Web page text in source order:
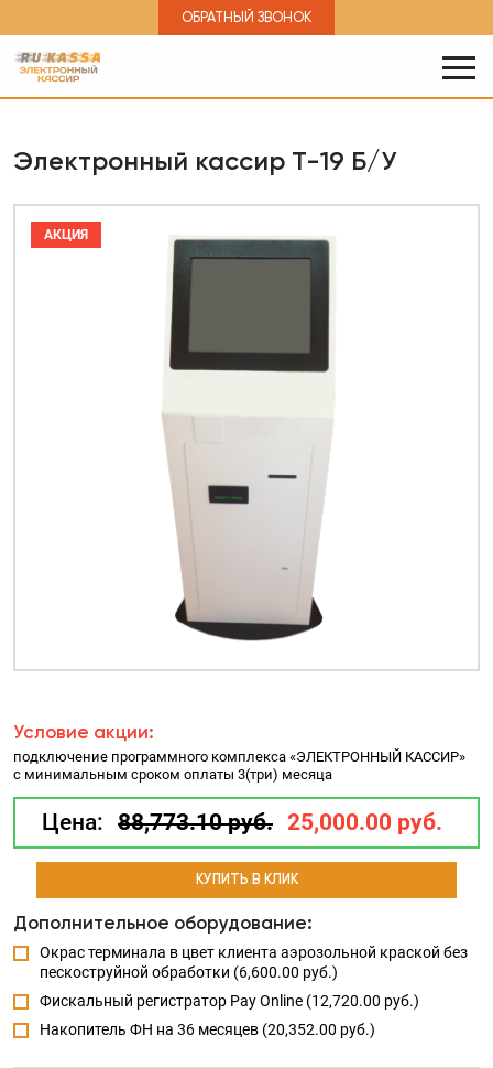
ОБРАТНЫЙ ЗВОНОК
Электронный кассир Т-19 Б/У
АКЦИЯ
Условие акции:
подключение программного комплекса «ЭЛЕКТРОННЫЙ КАССИР»
с минимальным сроком оплаты 3(три) месяца
Цена: 88,773.10 руб. 25,000.00 руб.
КУПИТЬ В КЛИК
Дополнительное оборудование:
Окрас терминала в цвет клиента аэрозольной краской без
пескоструйной обработки (6,600.00 руб.)
Фискальный регистратор Pay Online (12,720.00 руб.)
Накопитель ФН на 36 месяцев (20,352.00 руб.)